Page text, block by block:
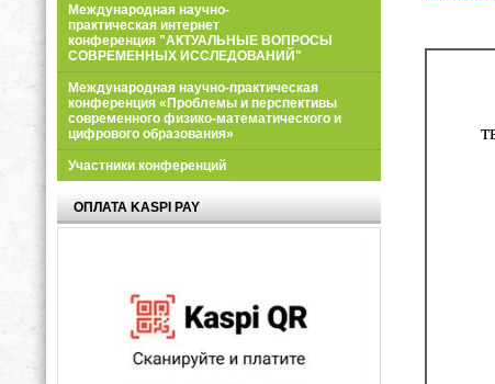
Международная научно-
практическая интернет
конференция "АКТУАЛЬНЫЕ ВОПРОСЫ
СОВРЕМЕННЫХ ИССЛЕДОВАНИЙ"
Международная научно-практическая
конференция «Проблемы и перспективы
современного физико-математического и
цифрового образования»
Участники конференций
ОПЛАТА KASPI PAY